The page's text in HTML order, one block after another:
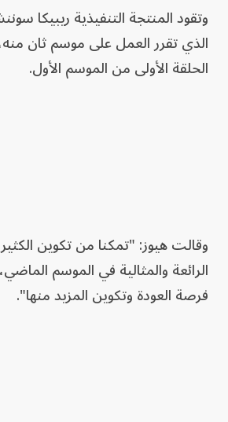
وتقود المنتجة التنفيذية ريبيكا
الذي تقرر العمل على موسم ثان
الحلقة الأولى من الموسم الأول.
وقالت هيوز: "تمكنا من تكوين
الرائعة والمثالية في الموسم
فرصة العودة وتكوين المزيد منها".